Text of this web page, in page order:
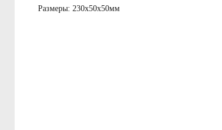
Размеры: 230х50х50мм